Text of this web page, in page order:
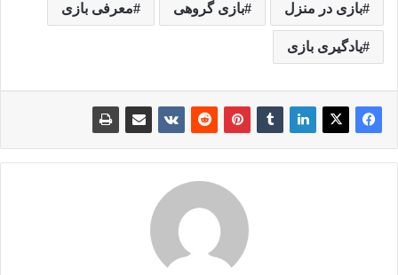
بازی در منزل بازی گروهی معرفی بازی
یادگیری بازی